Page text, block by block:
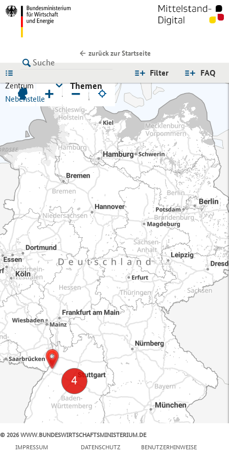
zurück zur Startseite
FAQ
Filter
Zentrum
Nebenstelle
Themen
+ −
© 2026 WWW.BUNDESWIRTSCHAFTSMINISTERIUM.DE
IMPRESSUM
DATENSCHUTZ BENUTZERHINWEISE